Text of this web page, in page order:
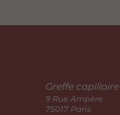
Greffe capillaire
9 Rue Ampère
75017 Paris